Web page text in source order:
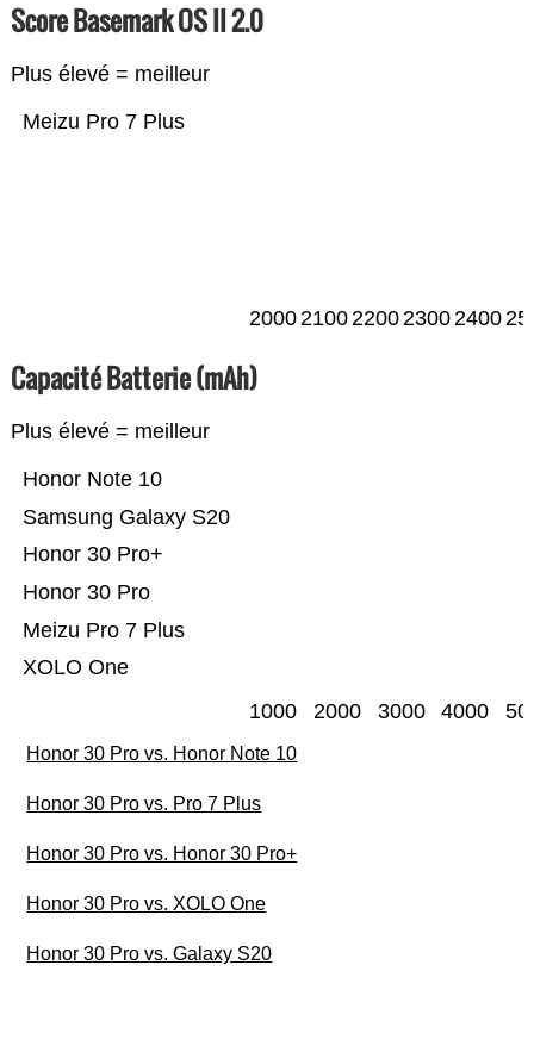
Score Basemark OS II 2.0
Plus élevé = meilleur
Meizu Pro 7 Plus
20002100220023002400
Capacité Batterie (mAh)
Plus élevé = meilleur
XOLO One
Meizu Pro 7 Plus
Honor 30 Pro
Honor 30 Pro+
Samsung Galaxy S20
Honor Note 10
1000 2000 3000 4000
Honor 30 Pro vs. Honor Note 10
Honor 30 Pro vs. Pro 7 Plus
Honor 30 Pro vs. Honor 30 Pro+
Honor 30 Pro vs. XOLO One
Honor 30 Pro vs. Galaxy S20